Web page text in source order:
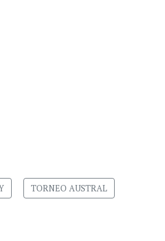
TORNEO AUSTRAL